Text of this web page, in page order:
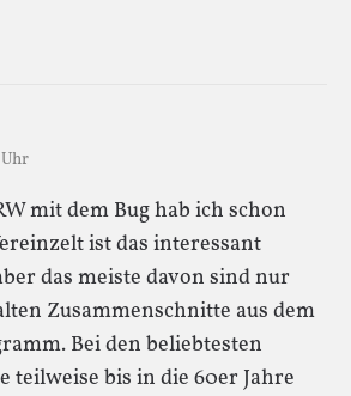
mit dem Bug hab ich schon
ist das interessant
das meiste davon sind nur
Zusammenschnitte aus dem
Bei den beliebtesten
teilweise bis in die 60er Jahre